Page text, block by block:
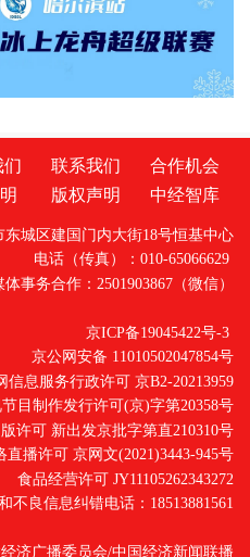
们 联系我们
合作机会
版权声明 中经智库
东城区建国门内大街18号恒基中心
电话（传真）：010-65066629
事务合作：2501903867（微信）
京ICP备19045422号-3
京公网安备 11010502047854号
信息服务行政许可 京B2-20213959
目制作发行许可(京)字第20358号
许可 新出发京批字第直210310号
直播许可 京网文(2021)3443-945号
食品经营许可 JY11105262343272
不良信息纠错电话：18513881561
济广播委员会/中国经济新闻联播